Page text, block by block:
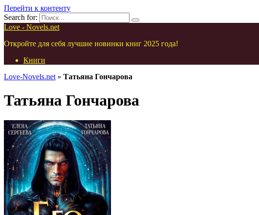
Перейти к контенту
Search for:
Love - Novels.net
Откройте для себя лучшие новинки книг 2025 года!
Книги
Love-Novels.net » Татьяна Гончарова
Татьяна Гончарова